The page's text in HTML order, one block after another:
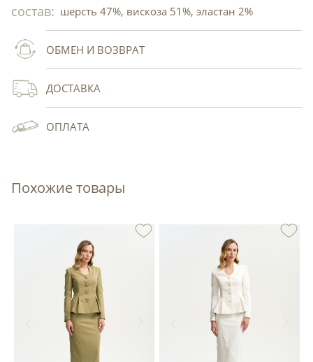
состав: шерсть 47%, вискоза 51%, эластан 2%
ОБМЕН И ВОЗВРАТ
ДОСТАВКА
ОПЛАТА
Похожие товары